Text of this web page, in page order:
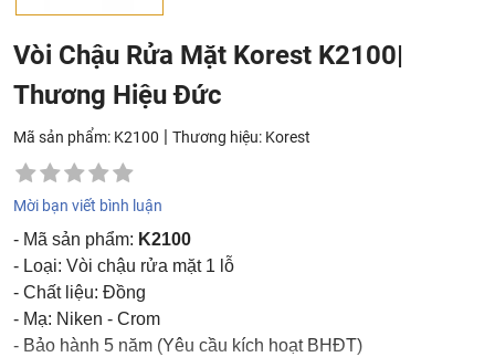
Vòi Chậu Rửa Mặt Korest K2100|
Thương Hiệu Đức
Mã sản phẩm: K2100 | Thương hiệu: Korest
Mời bạn viết bình luận
- Mã sản phẩm: K2100
- Loại: Vòi chậu rửa mặt 1 lỗ
- Chất liệu: Đồng
- Mạ: Niken - Crom
- Bảo hành 5 năm (Yêu cầu kích hoạt BHĐT)